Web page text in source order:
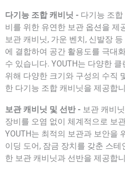
다기능 조합 캐비닛 - 다기능 조
비를 위한 유연한 보관 옵션을 제
보관 캐비닛, 가운 벤치, 신발장
에 결합하여 공간 활용도를 극대
수 있습니다. YOUTH는 다양한 클
위해 다양한 크기와 구성의 수직
한 다기능 조합 캐비닛을 제공합
보관 캐비닛 및 선반 - 보관 캐비
장비를 오염 없이 체계적으로 보
YOUTH는 최적의 보관과 보안을
이딩 도어, 잠금 장치를 갖춘 스
한 보관 캐비닛과 선반을 제공합